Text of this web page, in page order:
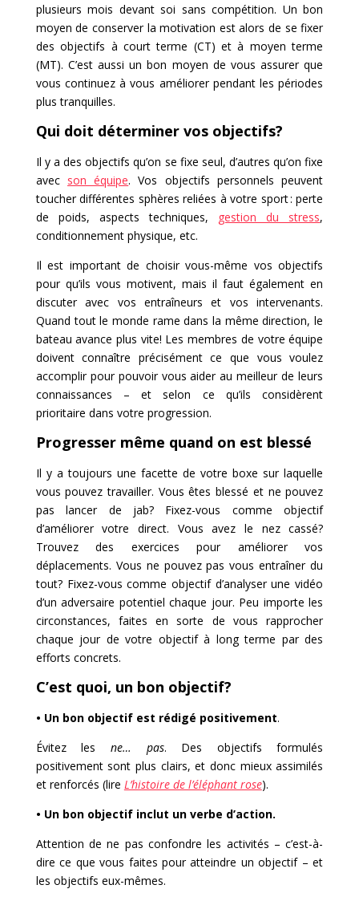
plusieurs mois devant soi sans compétition. Un bon
moyen de conserver la motivation est alors de se fixer
des objectifs à court terme (CT) et à moyen terme
(MT). C’est aussi un bon moyen de vous assurer que
vous continuez à vous améliorer pendant les périodes
plus tranquilles.
Qui doit déterminer vos objectifs?
Il y a des objectifs qu’on se fixe seul, d’autres qu’on fixe
avec son équipe. Vos objectifs personnels peuvent
toucher différentes sphères reliées à votre sport : perte
de poids, aspects techniques, gestion du stress,
conditionnement physique, etc.
Il est important de choisir vous-même vos objectifs
pour qu’ils vous motivent, mais il faut également en
discuter avec vos entraîneurs et vos intervenants.
Quand tout le monde rame dans la même direction, le
bateau avance plus vite! Les membres de votre équipe
doivent connaître précisément ce que vous voulez
accomplir pour pouvoir vous aider au meilleur de leurs
connaissances – et selon ce qu’ils considèrent
prioritaire dans votre progression.
Progresser même quand on est blessé
Il y a toujours une facette de votre boxe sur laquelle
vous pouvez travailler. Vous êtes blessé et ne pouvez
pas lancer de jab? Fixez-vous comme objectif
d’améliorer votre direct. Vous avez le nez cassé?
Trouvez des exercices pour améliorer vos
déplacements. Vous ne pouvez pas vous entraîner du
tout? Fixez-vous comme objectif d’analyser une vidéo
d’un adversaire potentiel chaque jour. Peu importe les
circonstances, faites en sorte de vous rapprocher
chaque jour de votre objectif à long terme par des
efforts concrets.
C’est quoi, un bon objectif?
• Un bon objectif est rédigé positivement.
Évitez les ne… pas. Des objectifs formulés
positivement sont plus clairs, et donc mieux assimilés
et renforcés (lire L’histoire de l’éléphant rose).
• Un bon objectif inclut un verbe d’action.
Attention de ne pas confondre les activités – c’est-à-
dire ce que vous faites pour atteindre un objectif – et
les objectifs eux-mêmes.